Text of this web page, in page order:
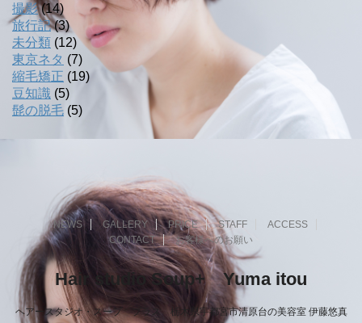
撮影(14)
旅行記(3)
未分類 (12)
東京ネタ (7)
縮毛矯正 (19)
豆知識 (5)
髭の脱毛 (5)
NEWS GALLERY PRICE STAFF
ACCESS
CONTACT
お客様へのお願い
Hair studio Soup+ Yuma itou
ヘアースタジオ・スープ プラス 栃木県宇都宮市清原台の美容室 伊藤悠真